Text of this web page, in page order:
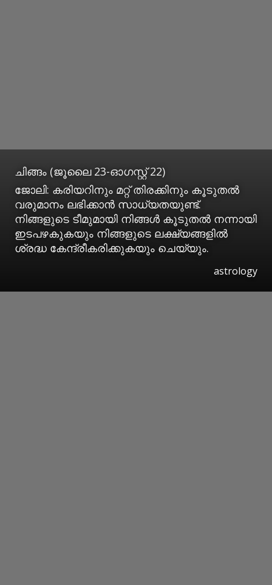
ചിങ്ങം (ജൂലൈ 23-ഓഗസ്റ്റ് 22)
ജോലി: കരിയറിനും മറ്റ് തിരക്കിനും കൂടുതല്‍
വരുമാനം ലഭിക്കാന്‍ സാധ്യതയുണ്ട്.
നിങ്ങളുടെ ടീമുമായി നിങ്ങള്‍ കൂടുതല്‍ നന്നായി
ഇടപഴകുകയും നിങ്ങളുടെ ലക്ഷ്യങ്ങളില്‍
ശ്രദ്ധ കേന്ദ്രീകരിക്കുകയും ചെയ്യും.
astrology